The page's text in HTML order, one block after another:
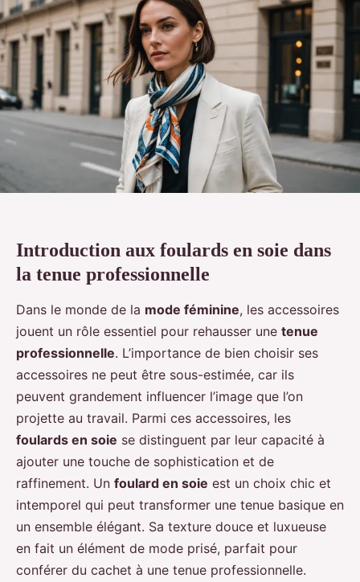
Introduction aux foulards en soie dans
la tenue professionnelle
Dans le monde de la mode féminine, les accessoires
jouent un rôle essentiel pour rehausser une tenue
professionnelle. L’importance de bien choisir ses
accessoires ne peut être sous-estimée, car ils
peuvent grandement influencer l’image que l’on
projette au travail. Parmi ces accessoires, les
foulards en soie se distinguent par leur capacité à
ajouter une touche de sophistication et de
raffinement. Un foulard en soie est un choix chic et
intemporel qui peut transformer une tenue basique en
un ensemble élégant. Sa texture douce et luxueuse
en fait un élément de mode prisé, parfait pour
conférer du cachet à une tenue professionnelle.